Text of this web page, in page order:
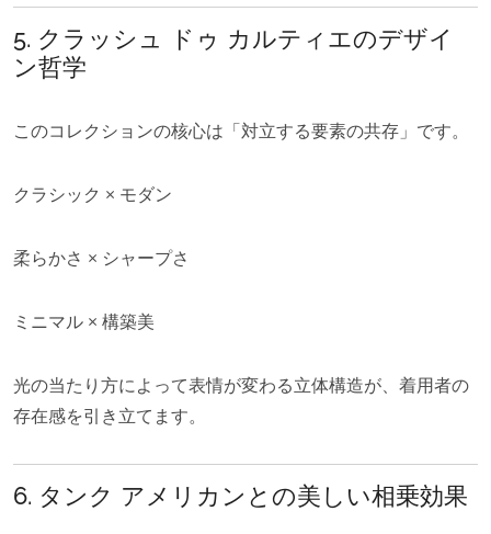
5. クラッシュ ドゥ カルティエのデザイ
ン哲学
このコレクションの核心は「対立する要素の共存」です。
クラシック × モダン
柔らかさ × シャープさ
ミニマル × 構築美
光の当たり方によって表情が変わる立体構造が、着用者の
存在感を引き立てます。
6. タンク アメリカンとの美しい相乗効果